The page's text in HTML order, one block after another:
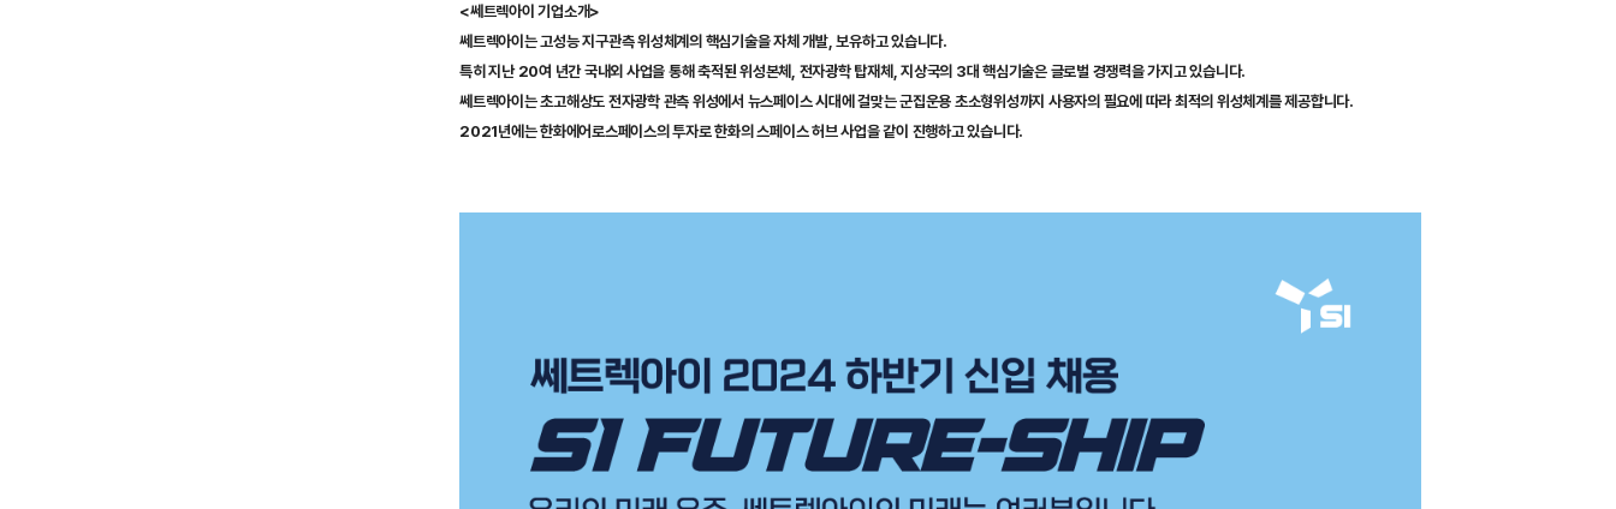
<쎄트렉아이 기업소개>
쎄트렉아이는 고성능 지구관측 위성체계의 핵심기술을 자체 개발, 보유하고 있습니다.
특히 지난 20여 년간 국내외 사업을 통해 축적된 위성본체, 전자광학 탑재체, 지상국의 3대 핵심기술은 글로벌 경쟁력을 가지고 있습니다.
쎄트렉아이는 초고해상도 전자광학 관측 위성에서 뉴스페이스 시대에 걸맞는 군집운용 초소형위성까지 사용자의 필요에 따라 최적의 위성체계를 제공합니다.
2021년에는 한화에어로스페이스의 투자로 한화의 스페이스 허브 사업을 같이 진행하고 있습니다.